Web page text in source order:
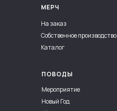
МЕРЧ
На заказ
Собственное производство
Каталог
ПОВОДЫ
Мероприятие
Новый Год